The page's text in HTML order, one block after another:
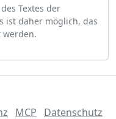
Textes der
ist daher möglich, das
werden.
MCP Datenschutz